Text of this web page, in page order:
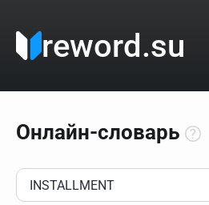
reword.su
Онлайн-словарь
Как пользоваться онлайн-